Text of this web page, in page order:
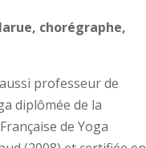
chorégraphe,
professeur de
diplômée de la
de Yoga